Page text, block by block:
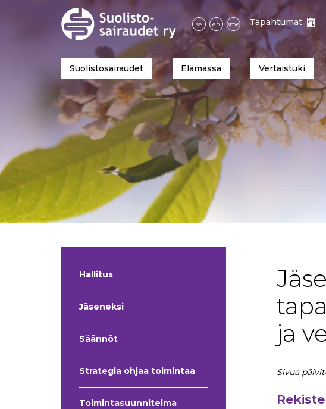
se en sme Tapahtumat
Suolistosairaudet Elämässä Vertaistuki
Hallitus
Jäseneksi
Säännöt
Strategia ohjaa toimintaa
Toimintasuunnitelma
ja
Sivua